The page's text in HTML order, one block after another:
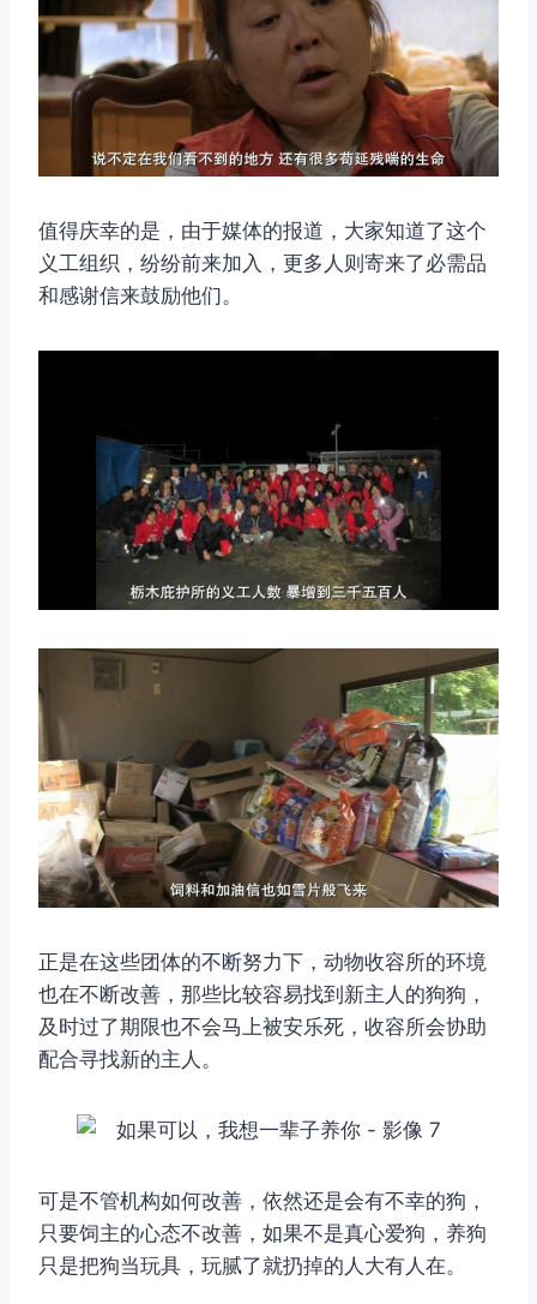
值得庆幸的是，由于媒体的报道，大家知道了这个
义工组织，纷纷前来加入，更多人则寄来了必需品
和感谢信来鼓励他们。
正是在这些团体的不断努力下，动物收容所的环境
也在不断改善，那些比较容易找到新主人的狗狗，
及时过了期限也不会马上被安乐死，收容所会协助
配合寻找新的主人。
可是不管机构如何改善，依然还是会有不幸的狗，
只要饲主的心态不改善，如果不是真心爱狗，养狗
只是把狗当玩具，玩腻了就扔掉的人大有人在。